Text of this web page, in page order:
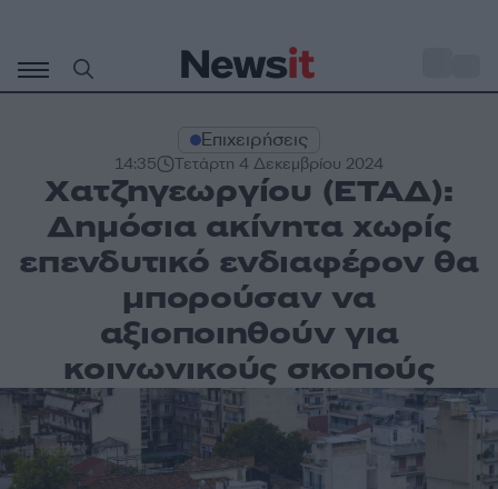
περιεχόμενο
Επιχειρήσεις
14:35 Τετάρτη 4 Δεκεμβρίου 2024
Χατζηγεωργίου (ΕΤΑΔ):
Δημόσια ακίνητα χωρίς
επενδυτικό ενδιαφέρον θα
μπορούσαν να
αξιοποιηθούν για
κοινωνικούς σκοπούς